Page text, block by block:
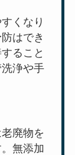
くなり
はでき
ること
浄や手
廃物を
無添加